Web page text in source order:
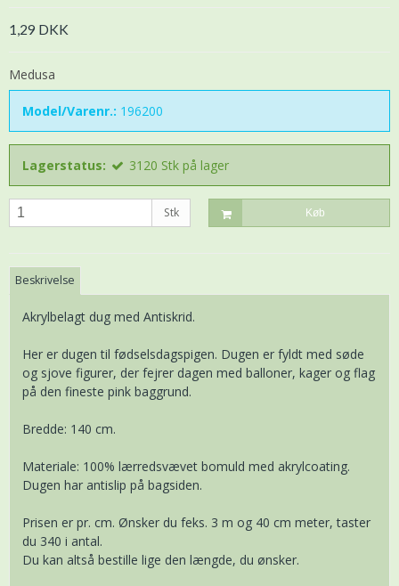
1,29 DKK
Medusa
Model/Varenr.: 196200
Lagerstatus: 3120 Stk på lager
Stk Køb
Beskrivelse
Akrylbelagt dug med Antiskrid.
Her er dugen til fødselsdagspigen. Dugen er fyldt med søde
og sjove figurer, der fejrer dagen med balloner, kager og flag
på den fineste pink baggrund.
Bredde: 140 cm.
Materiale: 100% lærredsvævet bomuld med akrylcoating.
Dugen har antislip på bagsiden.
Prisen er pr. cm. Ønsker du feks. 3 m og 40 cm meter, taster
du 340 i antal.
Du kan altså bestille lige den længde, du ønsker.